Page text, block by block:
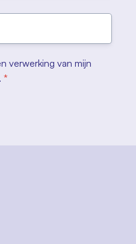
verwerking van mijn
*